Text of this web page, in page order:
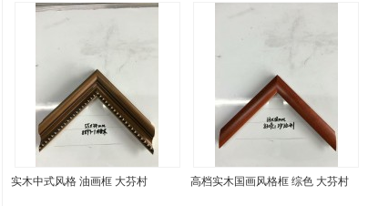
实木中式风格 油画框 大芬村 高档实木国画风格框 综色 大芬村